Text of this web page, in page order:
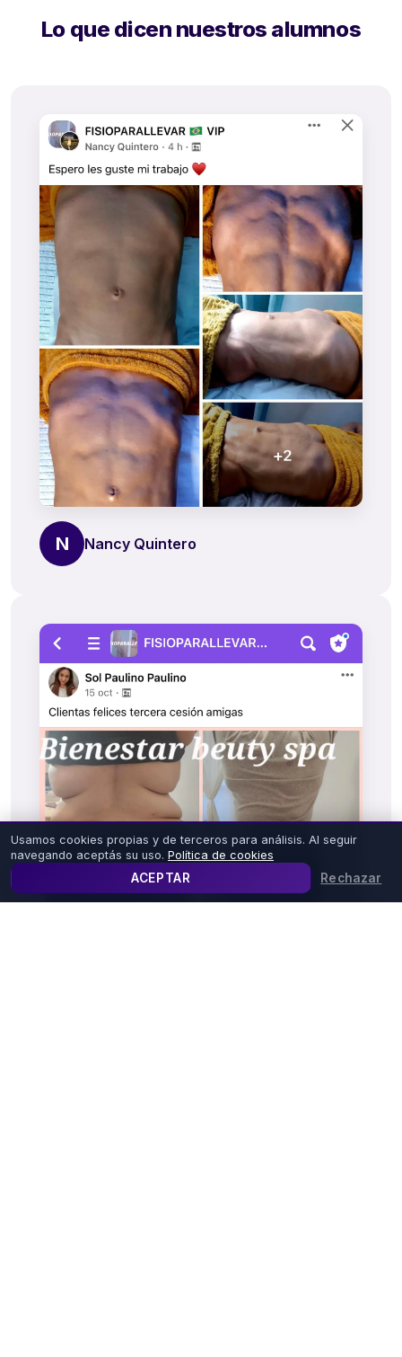
Lo que dicen nuestros alumnos
N Nancy Quintero
Usamos cookies propias y de terceros para análisis. Al seguir
navegando aceptás su uso. Política de cookies
ACEPTAR Rechazar